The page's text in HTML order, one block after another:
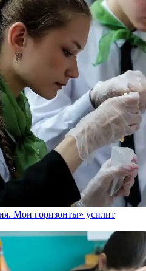
Мои горизонты» усилит